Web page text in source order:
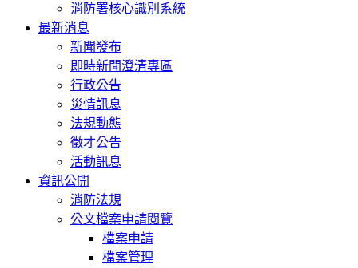
消防署核心識別系統
最新消息
新聞發布
即時新聞澄清專區
行政公告
災情訊息
法規動態
徵才公告
活動訊息
資訊公開
消防法規
公文檔案申請閱覽
檔案申請
檔案管理